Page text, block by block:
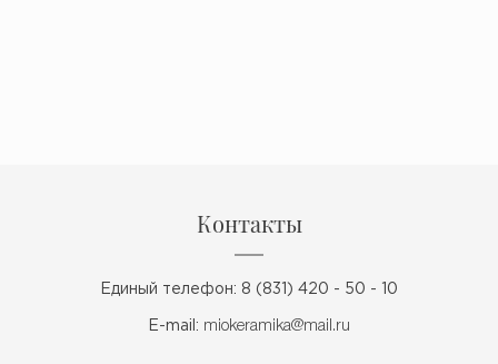
Контакты
Единый телефон: 8 (831) 420 - 50 - 10
E-mail: miokeramika@mail.ru